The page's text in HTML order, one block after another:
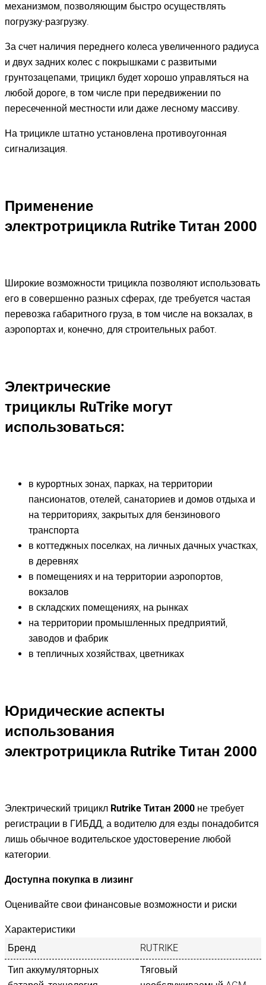
механизмом, позволяющим быстро осуществлять
погрузку-разгрузку.
За счет наличия переднего колеса увеличенного радиуса
и двух задних колес с покрышками с развитыми
грунтозацепами, трицикл будет хорошо управляться на
любой дороге, в том числе при передвижении по
пересеченной местности или даже лесному массиву.
На трицикле штатно установлена противоугонная
сигнализация.
Применение
электротрицикла Rutrike Титан 2000
Широкие возможности трицикла позволяют использовать
его в совершенно разных сферах, где требуется частая
перевозка габаритного груза, в том числе на вокзалах, в
аэропортах и, конечно, для строительных работ.
Электрические
трициклы RuTrike могут
использоваться:
в курортных зонах, парках, на территории
пансионатов, отелей, санаториев и домов отдыха и
на территориях, закрытых для бензинового
транспорта
в коттеджных поселках, на личных дачных участках,
в деревнях
в помещениях и на территории аэропортов,
вокзалов
в складских помещениях, на рынках
на территории промышленных предприятий,
заводов и фабрик
в тепличных хозяйствах, цветниках
Юридические аспекты
использования
электротрицикла Rutrike Титан 2000
Электрический трицикл Rutrike Титан 2000 не требует
регистрации в ГИБДД, а водителю для езды понадобится
лишь обычное водительское удостоверение любой
категории.
Доступна покупка в лизинг
Оценивайте свои финансовые возможности и риски
Характеристики
Бренд
RUTRIKE
Тип аккумуляторных
Тяговый